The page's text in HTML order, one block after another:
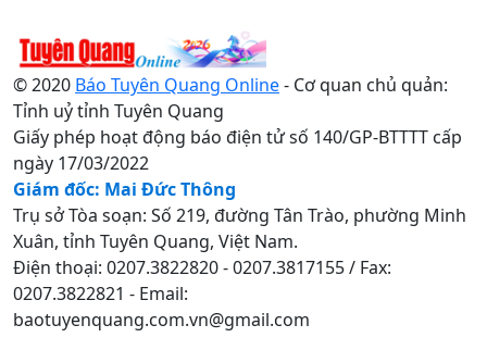
© 2020 Báo Tuyên Quang Online- Cơ quan chủ quản:
Tỉnh uỷ tỉnh Tuyên Quang
Giấy phép hoạt động báo điện tử số 140/GP-BTTTT cấp
ngày 17/03/2022
Giám đốc: Mai Đức Thông
Trụ sở Tòa soạn: Số 219, đường Tân Trào, phường Minh
Xuân, tỉnh Tuyên Quang, Việt Nam.
Điện thoại: 0207.3822820 - 0207.3817155 / Fax:
0207.3822821 - Email:
baotuyenquang.com.vn@gmail.com